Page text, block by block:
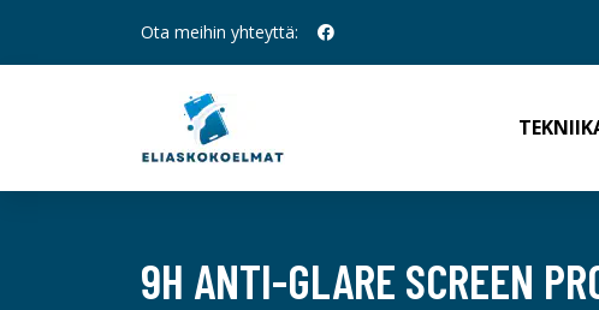
Ota meihin yhteyttä:
9H ANTI-GLARE SCREEN